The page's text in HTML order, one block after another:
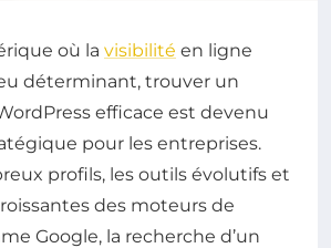
où la visibilité en ligne
déterminant, trouver un
efficace est devenu
pour les entreprises.
profils, les outils évolutifs et
des moteurs de
Google, la recherche d’un